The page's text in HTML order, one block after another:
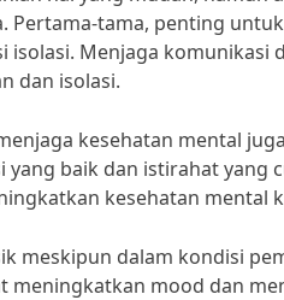
Pertama-tama, penting
Menjaga komunikasi
dan isolasi.
kesehatan mental
baik dan istirahat yang
kesehatan mental
meskipun dalam kondisi
mood dan